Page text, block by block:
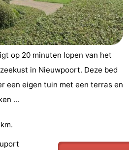
op 20 minuten lopen van het
in Nieuwpoort. Deze bed
een eigen tuin met een terras en
...